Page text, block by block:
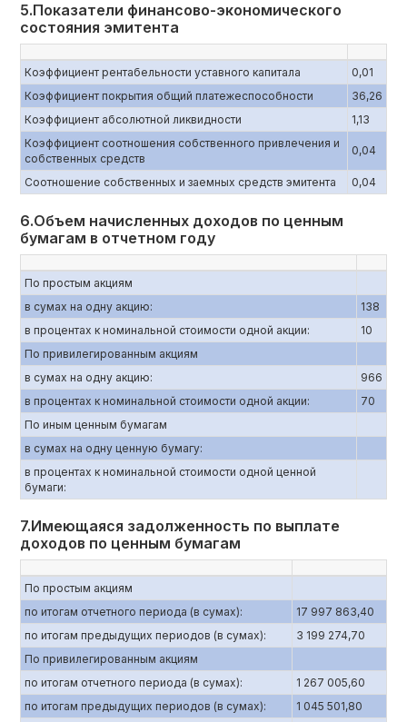
5.Показатели финансово-экономического
состояния эмитента
Коэффициент рентабельности уставного капитала
0,01
Коэффициент покрытия общий платежеспособности
36,26
Коэффициент абсолютной ликвидности
1,13
Коэффициент соотношения собственного привлечения и
собственных средств
0,04
Соотношение собственных и заемных средств эмитента 0,04
6.Объем начисленных доходов по ценным
бумагам в отчетном году
По простым акциям
в сумах на одну акцию:
138
в процентах к номинальной стоимости одной акции:
10
По привилегированным акциям
в сумах на одну акцию:
966
в процентах к номинальной стоимости одной акции:
70
По иным ценным бумагам
в сумах на одну ценную бумагу:
в процентах к номинальной стоимости одной ценной
бумаги:
7.Имеющаяся задолженность по выплате
доходов по ценным бумагам
По простым акциям
по итогам отчетного периода (в сумах):
17 997 863,40
по итогам предыдущих периодов (в сумах):
3 199 274,70
По привилегированным акциям
по итогам отчетного периода (в сумах):
1 267 005,60
по итогам предыдущих периодов (в сумах):
1 045 501,80